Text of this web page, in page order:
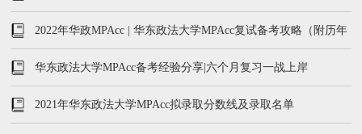
2022年华政MPAcc | 华东政法大学MPAcc复试备考攻略（附历年
真题汇总）
华东政法大学MPAcc备考经验分享|六个月复习一战上岸
2021年华东政法大学MPAcc拟录取分数线及录取名单